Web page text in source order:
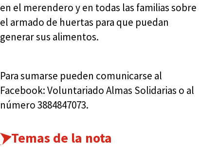
en el merendero y en todas las familias sobre
el armado de huertas para que puedan
generar sus alimentos.
Para sumarse pueden comunicarse al
Facebook: Voluntariado Almas Solidarias o al
número 3884847073.
Temas de la nota